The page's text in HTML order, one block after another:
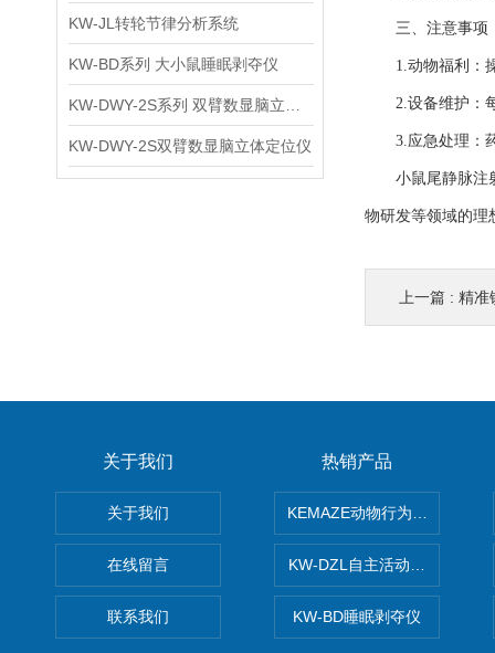
KW-JL转轮节律分析系统
KW-BD系列 大小鼠睡眠剥夺仪
KW-DWY-2S双臂数显脑立体定位仪
三、注意事项
1.动物福利：操
2.设备维护：每
3.应急处理：药
小鼠尾静脉注射
物研发等领域的理
上一篇 : 精准
关于我们
关于我们
在线留言
联系我们
热销产品
KEMAZE动物行为学分析系统
KW-DZL自主活动转轮系统
KW-BD睡眠剥夺仪